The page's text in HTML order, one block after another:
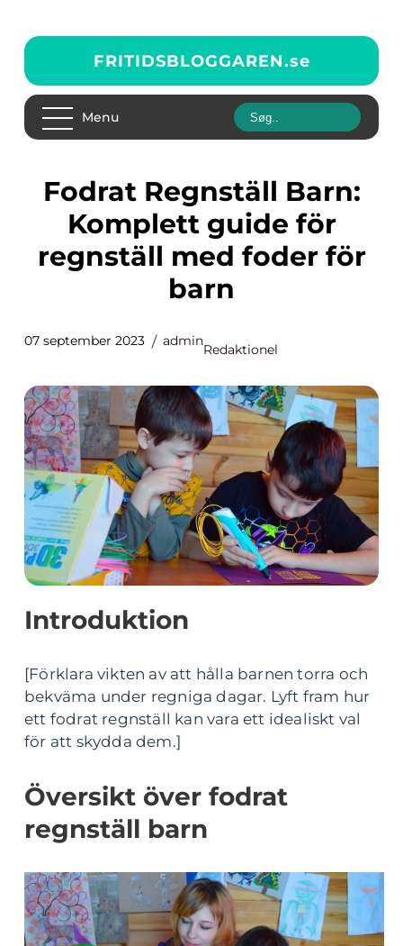
FRITIDSBLOGGAREN.se
Menu
Fodrat Regnställ Barn:
Komplett guide för
regnställ med foder för
barn
07 september 2023 admin
Redaktionel
Introduktion
[Förklara vikten av att hålla barnen torra och
bekväma under regniga dagar. Lyft fram hur
ett fodrat regnställ kan vara ett idealiskt val
för att skydda dem.]
Översikt över fodrat
regnställ barn